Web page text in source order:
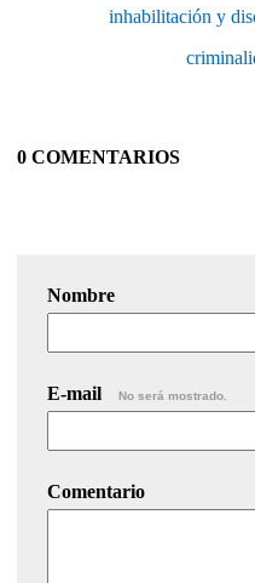
inhabilitación y
0 COMENTARIOS
Nombre
E-mail No será mostrado.
Comentario